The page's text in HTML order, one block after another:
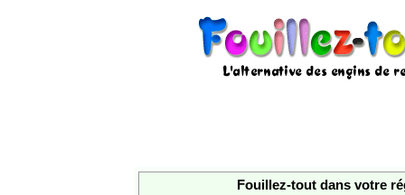
Fouillez-tout dans votre